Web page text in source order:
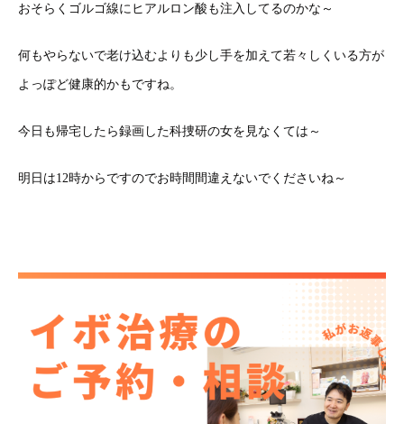
おそらくゴルゴ線にヒアルロン酸も注入してるのかな～
何もやらないで老け込むよりも少し手を加えて若々しくいる方が
よっぽど健康的かもですね。
今日も帰宅したら録画した科捜研の女を見なくては～
明日は12時からですのでお時間間違えないでくださいね～